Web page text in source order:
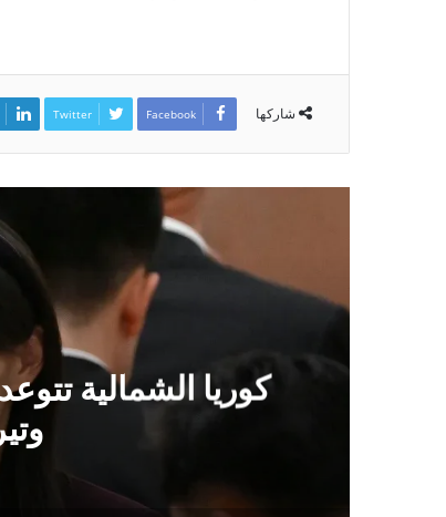
شاركها Facebook
Twitter
تتوعد بـ«خيارات عسكرية»
وتيرة تسلّح اليابان